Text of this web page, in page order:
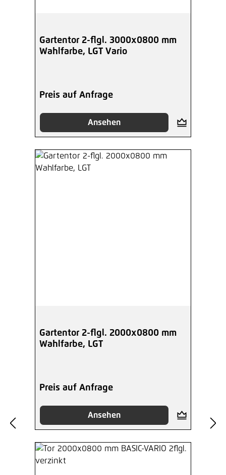
Gartentor 2-flgl. 3000x0800 mm
Wahlfarbe, LGT Vario
Preis auf Anfrage
Ansehen
Gartentor 2-flgl. 2000x0800 mm
Wahlfarbe, LGT
Preis auf Anfrage
Ansehen